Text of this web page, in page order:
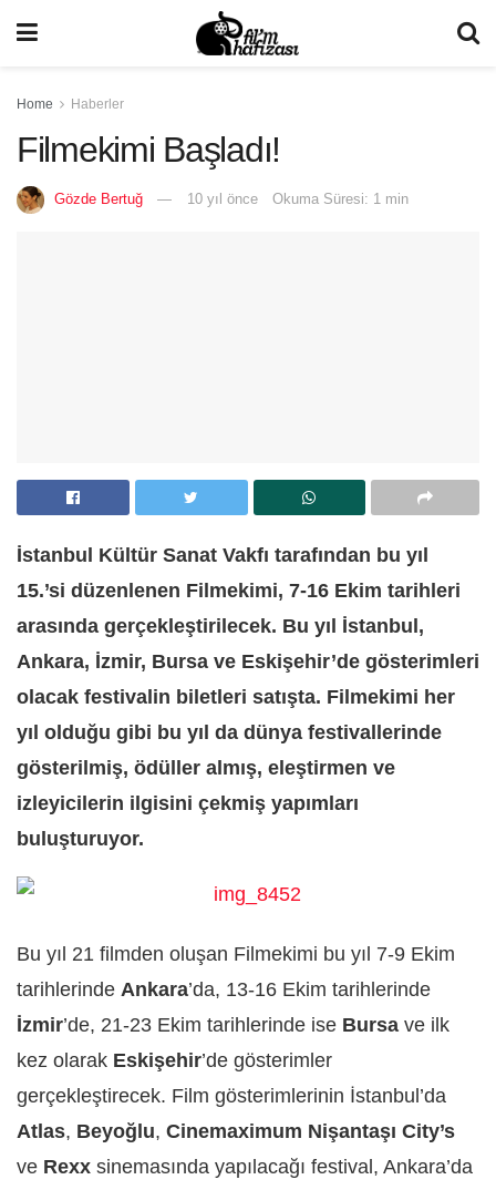
Home Haberler
Filmekimi Başladı!
Gözde Bertuğ 10 yıl önce Okuma Süresi: 1 min
İstanbul Kültür Sanat Vakfı tarafından bu yıl
15.’si düzenlenen Filmekimi, 7-16 Ekim tarihleri
arasında gerçekleştirilecek. Bu yıl İstanbul,
Ankara, İzmir, Bursa ve Eskişehir’de gösterimleri
olacak festivalin biletleri satışta. Filmekimi her
yıl olduğu gibi bu yıl da dünya festivallerinde
gösterilmiş, ödüller almış, eleştirmen ve
izleyicilerin ilgisini çekmiş yapımları
buluşturuyor.
Bu yıl 21 filmden oluşan Filmekimi bu yıl 7-9 Ekim
tarihlerinde Ankara’da, 13-16 Ekim tarihlerinde
İzmir’de, 21-23 Ekim tarihlerinde ise Bursa ve ilk
kez olarak Eskişehir’de gösterimler
gerçekleştirecek. Film gösterimlerinin İstanbul’da
Atlas, Beyoğlu, Cinemaximum Nişantaşı City’s
ve Rexx sinemasında yapılacağı festival, Ankara’da